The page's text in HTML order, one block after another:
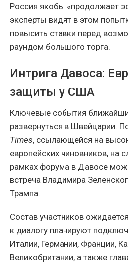
Россия якобы «продолжает
эксперты видят в этом
повысить ставки перед
раундом большого торга.
Интрига Давоса:
защиты у США
Ключевые события
развернуться в Швейцарии.
Times, ссылающейся на
европейских чиновников, на
рамках форума в Давосе
встреча Владимира
Трампа.
Состав участников
к диалогу планируют
Италии, Германии, Франции,
Великобритании, а также